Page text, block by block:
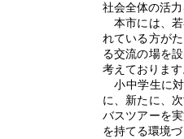
社会全体の活
本市には、若
れている方が
る交流の場を
考えております
小中学生に対
に、新たに、
バスツアーを
を持てる環境